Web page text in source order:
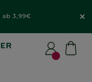
ab 3,99€